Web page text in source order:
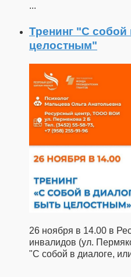
...
Тренинг "С
целостным"
26 ноября в 14.00 в
инвалидов (ул.
"С собой в диалоге,